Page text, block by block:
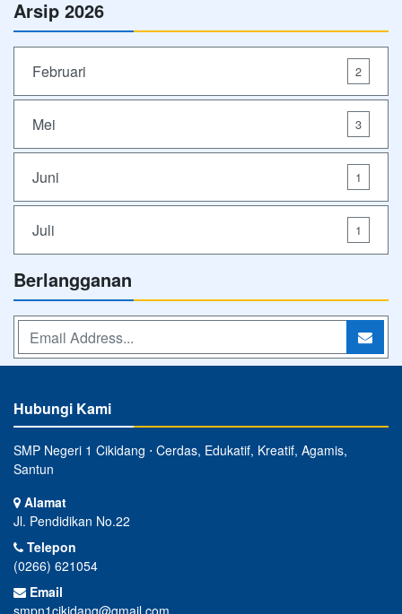
Arsip 2026
Februari 2
Mei 3
Juni 1
Juli 1
Berlangganan
Hubungi Kami
SMP Negeri 1 Cikidang ⋅ Cerdas, Edukatif, Kreatif, Agamis,
Santun
Alamat
Jl. Pendidikan No.22
Telepon
(0266) 621054
Email